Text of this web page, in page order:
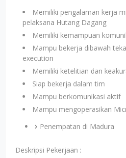
Memiliki pengalaman kerja
pelaksana Hutang Dagang
Memiliki kemampuan
Mampu bekerja dibawah
execution
Memiliki ketelitian dan
Siap bekerja dalam tim
Mampu berkomunikasi aktif
Mampu mengoperasikan
Penempatan di Madura
Deskripsi Pekerjaan :